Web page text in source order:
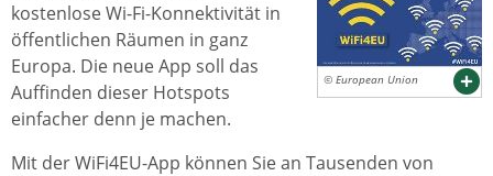
© European Union
kostenlose Wi-Fi-Konnektivität in
öffentlichen Räumen in ganz
Europa. Die neue App soll das
Auffinden dieser Hotspots
einfacher denn je machen.
Mit der WiFi4EU-App können Sie an Tausenden von